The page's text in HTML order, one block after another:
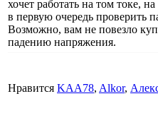
хочет работать на том токе,
в первую очередь проверить
Возможно, вам не повезло
падению напряжения.
Нравится KAA78, Alkor,